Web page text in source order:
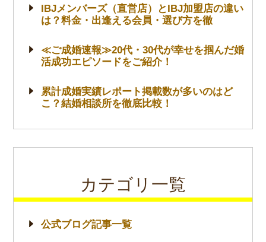
IBJメンバーズ（直営店）とIBJ加盟店の違い
は？料金・出逢える会員・選び方を徹
≪ご成婚速報≫20代・30代が幸せを掴んだ婚
活成功エピソードをご紹介！
累計成婚実績レポート掲載数が多いのはど
こ？結婚相談所を徹底比較！
カテゴリ一覧
公式ブログ記事一覧